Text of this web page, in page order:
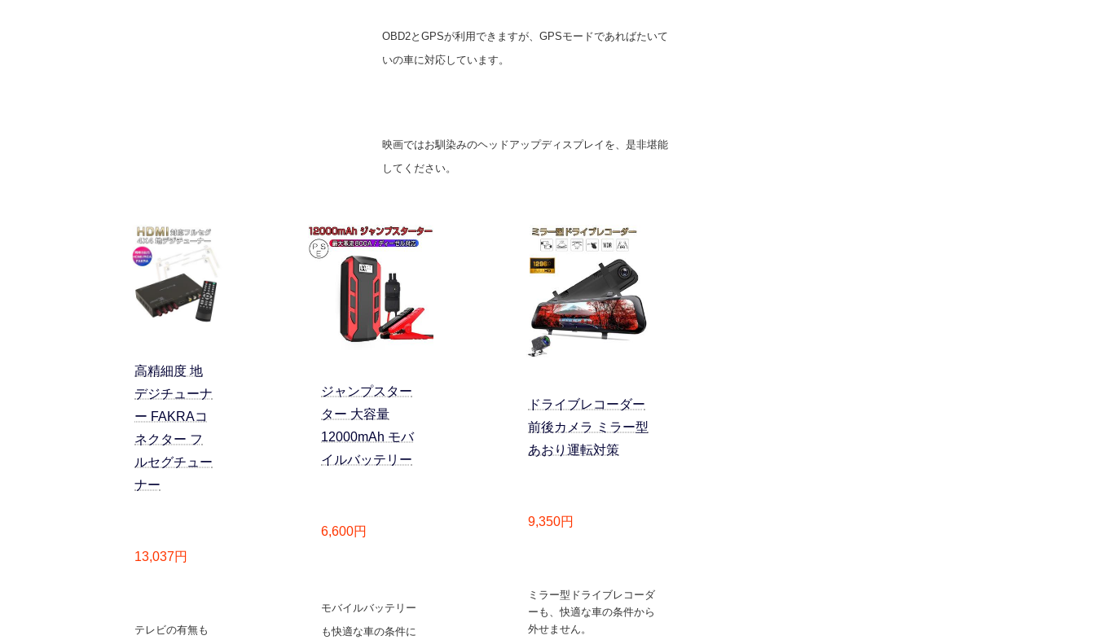
OBD2とGPSが利用できますが、GPSモードであればたいて
いの車に対応しています。
映画ではお馴染みのヘッドアップディスプレイを、是非堪能
してください。
高精細度 地
デジチューナ
ー FAKRAコ
ネクター フ
ルセグチュー
ナー
13,037円
テレビの有無も
ジャンプスター
ター 大容量
12000mAh モバ
イルバッテリー
6,600円
モバイルバッテリー
も快適な車の条件に
ドライブレコーダー
前後カメラ ミラー型
あおり運転対策
9,350円
ミラー型ドライブレコーダ
ーも、快適な車の条件から
外せません。